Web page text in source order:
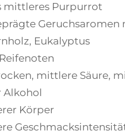
mittleres Purpurrot
Geruchsaromen
Eukalyptus
mittlere Säure,
Alkohol
Körper